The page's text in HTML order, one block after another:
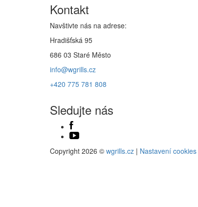
Kontakt
Navštivte nás na adrese:
Hradišťská 95
686 03 Staré Město
info@wgrills.cz
+420 775 781 808
Sledujte nás
Copyright 2026 © wgrills.cz | Nastavení cookies